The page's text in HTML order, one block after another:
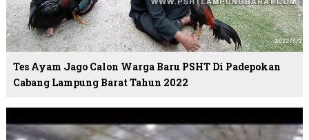
Tes Ayam Jago Calon Warga Baru PSHT Di Padepokan
Cabang Lampung Barat Tahun 2022